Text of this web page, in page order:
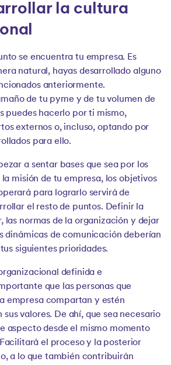
la cultura
se encuentra tu empresa. Es
natural, hayas desarrollado alguno
anteriormente.
de tu pyme y de tu volumen de
puedes hacerlo por ti mismo,
externos o, incluso, optando por
para ello.
a sentar bases que sea por los
misión de tu empresa, los objetivos
para lograrlo servirá de
el resto de puntos. Definir la
las normas de la organización y dejar
dinámicas de comunicación deberían
siguientes prioridades.
definida e
que las personas que
empresa compartan y estén
valores. De ahí, que sea necesario
aspecto desde el mismo momento
el proceso y la posterior
a lo que también contribuirán